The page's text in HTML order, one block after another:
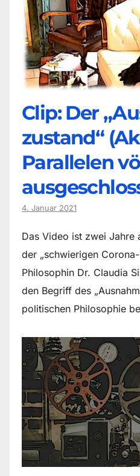
Clip: Der
zustand“
Parallelen
4. Januar 2021
Das Video ist zwei Jahre
der „schwierigen
Philosophin Dr. Claudia
den Begriff des
politischen Philosophie